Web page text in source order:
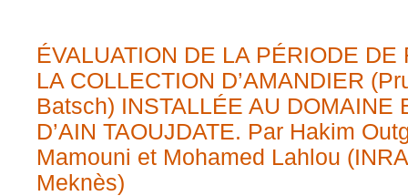
ÉVALUATION DE LA PÉRIODE DE
LA COLLECTION D’AMANDIER
Batsch) INSTALLÉE AU DOMAINE
D’AIN TAOUJDATE. Par Hakim
Mamouni et Mohamed Lahlou
Meknès)